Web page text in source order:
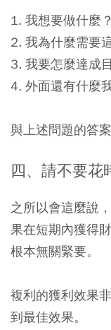
1. 我想要做什麼？
2. 我為什麼需要
3. 我要怎麼達成
4. 外面還有什麼
與上述問題的答
四、請不要花
之所以會這麼說
果在短期內獲得
根本無關緊要。
複利的獲利效果
到最佳效果。